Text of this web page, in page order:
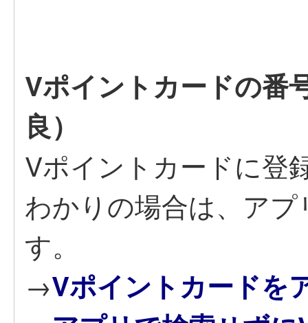
Vポイントカードの番
良）
Vポイントカードに登
わかりの場合は、ア
す。
→Vポイントカードを